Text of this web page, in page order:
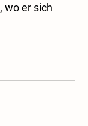
wo er sich